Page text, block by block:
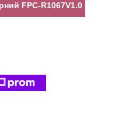
FPC-R1067V1.0